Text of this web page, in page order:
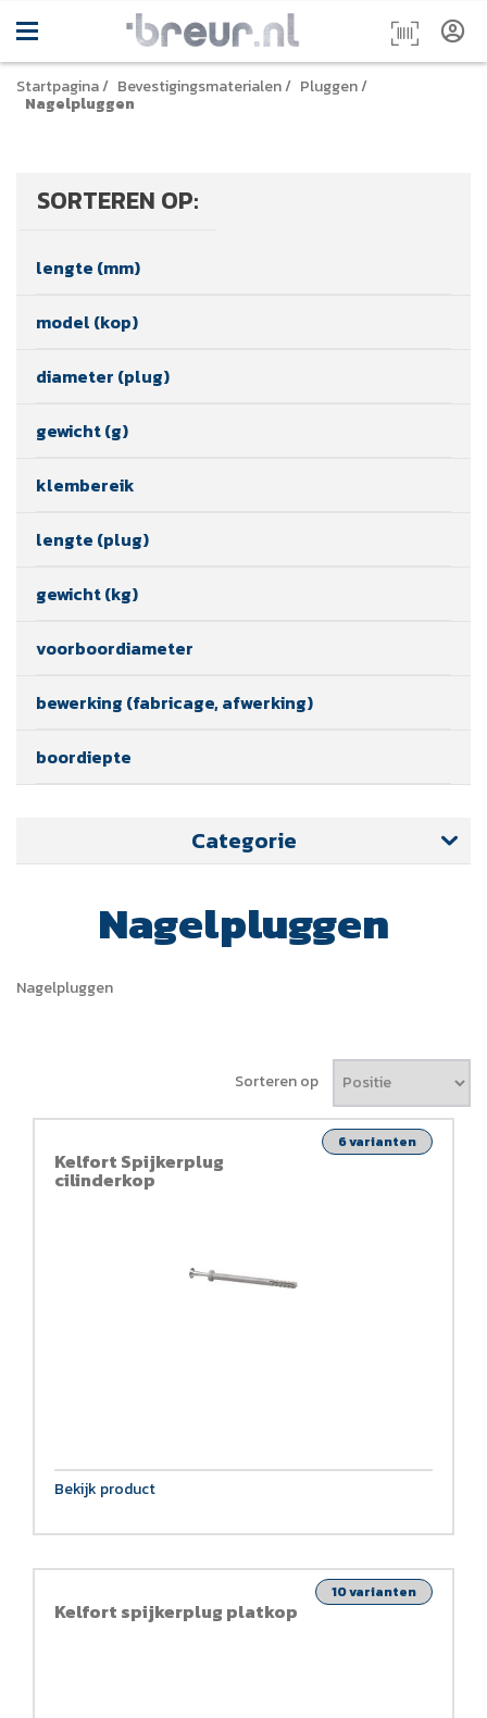
Startpagina/ Bevestigingsmaterialen/ Pluggen/
Nagelpluggen
SORTEREN OP:
lengte (mm)
model (kop)
diameter (plug)
gewicht (g)
klembereik
lengte (plug)
gewicht (kg)
voorboordiameter
bewerking (fabricage, afwerking)
boordiepte
Categorie
Nagelpluggen
Nagelpluggen
Sorteren op
Kelfort Spijkerplug
cilinderkop
6 varianten
Bekijk product
Kelfort spijkerplug platkop
10 varianten